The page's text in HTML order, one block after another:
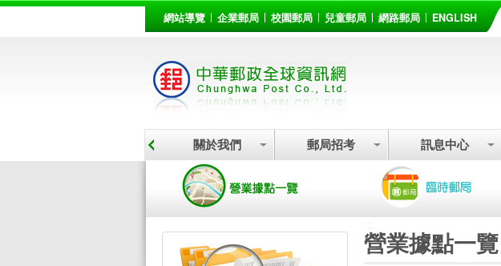
::: 網站導覽 企業郵局 校園郵局 兒童郵局 網路郵局 ENGLISH
關於我們 郵局招考 訊息中心
營業據點一覽